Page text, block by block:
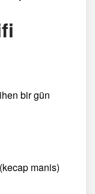
bir gün
(kecap manis)